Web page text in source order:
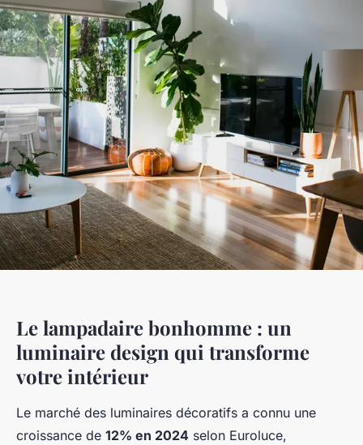
Le lampadaire bonhomme : un
luminaire design qui transforme
votre intérieur
Le marché des luminaires décoratifs a connu une
croissance de 12% en 2024 selon Euroluce,